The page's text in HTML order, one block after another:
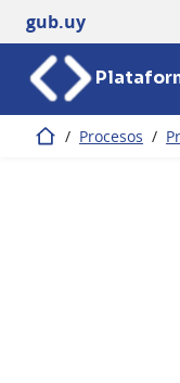
gub.uy
Inicio / Procesos /